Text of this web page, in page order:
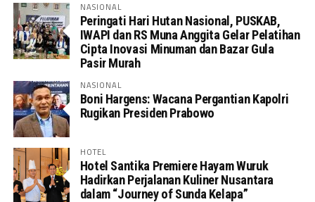
NASIONAL
Peringati Hari Hutan Nasional, PUSKAB,
IWAPI dan RS Muna Anggita Gelar Pelatihan
Cipta Inovasi Minuman dan Bazar Gula
Pasir Murah
NASIONAL
Boni Hargens: Wacana Pergantian Kapolri
Rugikan Presiden Prabowo
HOTEL
Hotel Santika Premiere Hayam Wuruk
Hadirkan Perjalanan Kuliner Nusantara
dalam “Journey of Sunda Kelapa”